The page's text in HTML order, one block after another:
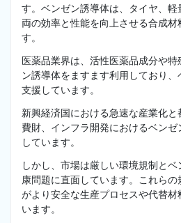
す。ベンゼン誘導体は、タイヤ、
両の効率と性能を向上させる合成材
す。
医薬品業界は、活性医薬品成分や
ン誘導体をますます利用しており
支援しています。
新興経済国における急速な産業化
費財、インフラ開発におけるベン
しています。
しかし、市場は厳しい環境規制と
康問題に直面しています。これら
がより安全な生産プロセスや代替
います。